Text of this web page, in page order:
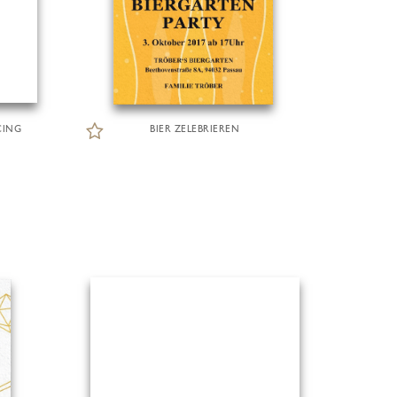
BIER ZELEBRIEREN